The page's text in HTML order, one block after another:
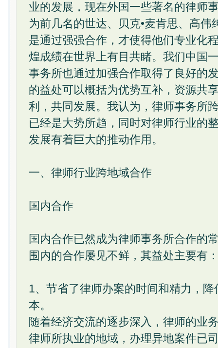
业的发展，现在外国一些著名的律师
为前几名的世达、贝克•麦肯思、高伟
是通过强强合作，才使得他们专业化
煌成绩在世界上有目共睹。我们中国
事务所也通过加强合作取得了良好的
的益处可以概括为优势互补，资源共
利，共同发展。我认为，律师事务所
已经是大势所趋，同时对律师行业的
发展有着巨大的推动作用。
一、律师行业跨地域合作
国内合作
国内合作已然成为律师事务所合作的
围内的合作屡见不鲜，其益处主要有
1、节省了律师办案的时间和精力，
本。
随着经济交流的逐步深入，律师的业
律师所执业的地域，办理异地案件已